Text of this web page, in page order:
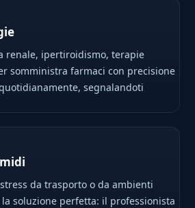
renale, ipertiroidismo, terapie
somministra farmaci con precisione
segnalandoti
da trasporto o da ambienti
soluzione perfetta: il professionista